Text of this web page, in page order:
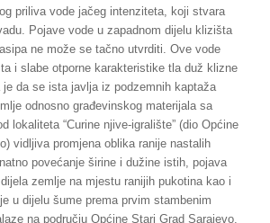
priliva vode jačeg intenziteta, koji stvara
Pojave vode u zapadnom dijelu klizišta
ne može se tačno utvrditi. Ove vode
i slabe otporne karakteristike tla duž klizne
je da se ista javlja iz podzemnih kaptaža
odnosno građevinskog materijala sa
lokaliteta “Curine njive-igralište” (dio Općine
vidljiva promjena oblika ranije nastalih
povećanje širine i dužine istih, pojava
zemlje na mjestu ranijih pukotina kao i
u dijelu šume prema prvim stambenim
na području Općine Stari Grad Sarajevo.